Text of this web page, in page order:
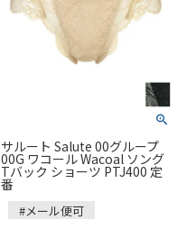
サルート Salute 00グループ
00G ワコール Wacoal ソング
Tバック ショーツ PTJ400 定
番
#メール便可